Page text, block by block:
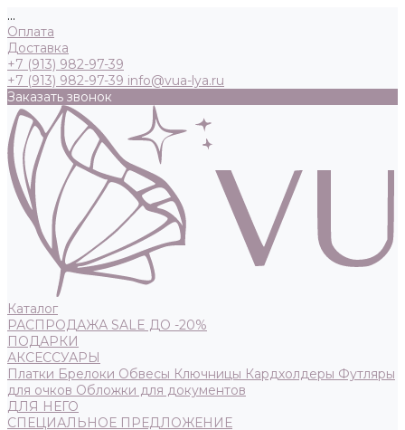
...
Оплата
Доставка
+7 (913) 982-97-39
+7 (913) 982-97-39 info@vua-lya.ru
Заказать звонок
Каталог
РАСПРОДАЖА SALE ДО -20%
ПОДАРКИ
АКСЕССУАРЫ
Платки Брелоки Обвесы Ключницы Кардхолдеры Футляры
для очков Обложки для документов
ДЛЯ НЕГО
СПЕЦИАЛЬНОЕ ПРЕДЛОЖЕНИЕ